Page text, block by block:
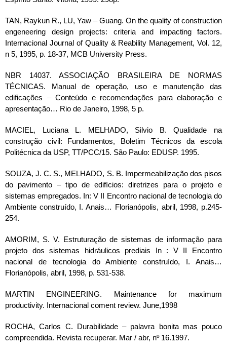
TAN, Raykun R., LU, Yaw – Guang. On the quality of construction
engeneering design projects: criteria and impacting factors.
Internacional Journal of Quality & Reability Management, Vol. 12,
n 5, 1995, p. 18-37, MCB University Press.
NBR 14037. ASSOCIAÇÃO BRASILEIRA DE NORMAS
TÉCNICAS. Manual de operação, uso e manutenção das
edificações – Conteúdo e recomendações para elaboração e
apresentação… Rio de Janeiro, 1998, 5 p.
MACIEL, Luciana L. MELHADO, Silvio B. Qualidade na
construção civil: Fundamentos, Boletim Técnicos da escola
Politécnica da USP, TT/PCC/15. São Paulo: EDUSP. 1995.
SOUZA, J. C. S., MELHADO, S. B. Impermeabilização dos pisos
do pavimento – tipo de edifícios: diretrizes para o projeto e
sistemas empregados. In: V II Encontro nacional de tecnologia do
Ambiente construído, I. Anais… Florianópolis, abril, 1998, p.245-
254.
AMORIM, S. V. Estruturação de sistemas de informação para
projeto dos sistemas hidráulicos prediais In : V II Encontro
nacional de tecnologia do Ambiente construído, I. Anais…
Florianópolis, abril, 1998, p. 531-538.
MARTIN ENGINEERING. Maintenance for maximum
productivity. Internacional coment review. June,1998
ROCHA, Carlos C. Durabilidade – palavra bonita mas pouco
compreendida. Revista recuperar. Mar / abr, nº 16.1997.